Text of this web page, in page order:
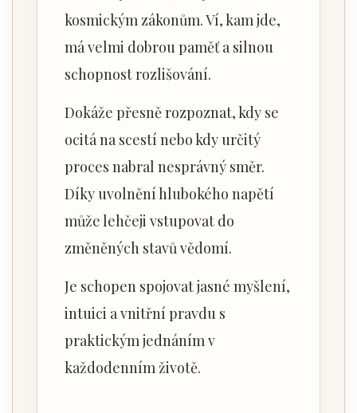
kosmickým zákonům. Ví, kam jde,
má velmi dobrou paměť a silnou
schopnost rozlišování.
Dokáže přesně rozpoznat, kdy se
ocitá na scestí nebo kdy určitý
proces nabral nesprávný směr.
Díky uvolnění hlubokého napětí
může lehčeji vstupovat do
změněných stavů vědomí.
Je schopen spojovat jasné myšlení,
intuici a vnitřní pravdu s
praktickým jednáním v
každodenním životě.